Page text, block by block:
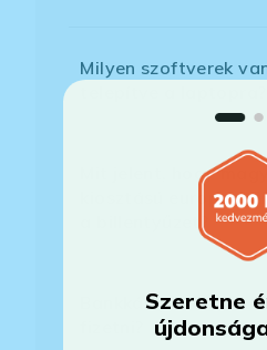
Milyen szoftverek
Mit jelent, hogy
kiosztású európai/
a billentyűzet?
Bankkártyával
Szeretne